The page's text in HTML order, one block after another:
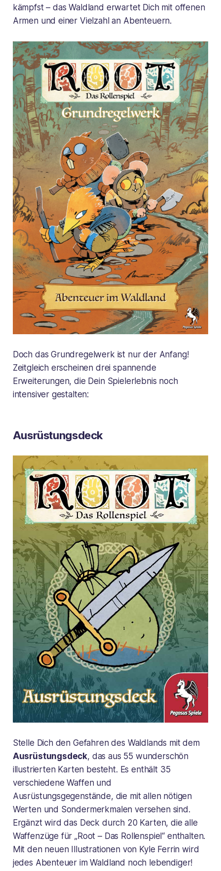
kämpfst – das Waldland erwartet Dich mit offenen
Armen und einer Vielzahl an Abenteuern.
Doch das Grundregelwerk ist nur der Anfang!
Zeitgleich erscheinen drei spannende
Erweiterungen, die Dein Spielerlebnis noch
intensiver gestalten:
Ausrüstungsdeck
Stelle Dich den Gefahren des Waldlands mit dem
Ausrüstungsdeck, das aus 55 wunderschön
illustrierten Karten besteht. Es enthält 35
verschiedene Waffen und
Ausrüstungsgegenstände, die mit allen nötigen
Werten und Sondermerkmalen versehen sind.
Ergänzt wird das Deck durch 20 Karten, die alle
Waffenzüge für „Root – Das Rollenspiel“ enthalten.
Mit den neuen Illustrationen von Kyle Ferrin wird
jedes Abenteuer im Waldland noch lebendiger!